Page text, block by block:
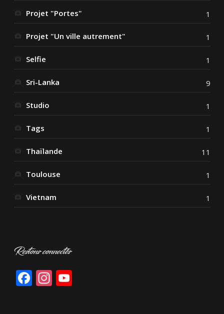
Projet "Portes" 1
Projet "Un ville autrement" 1
Selfie 1
Sri-Lanka 9
Studio 1
Tags 1
Thaïlande 11
Toulouse 1
Vietnam 1
Restons connectés
Facebook
Instagram
YouTube